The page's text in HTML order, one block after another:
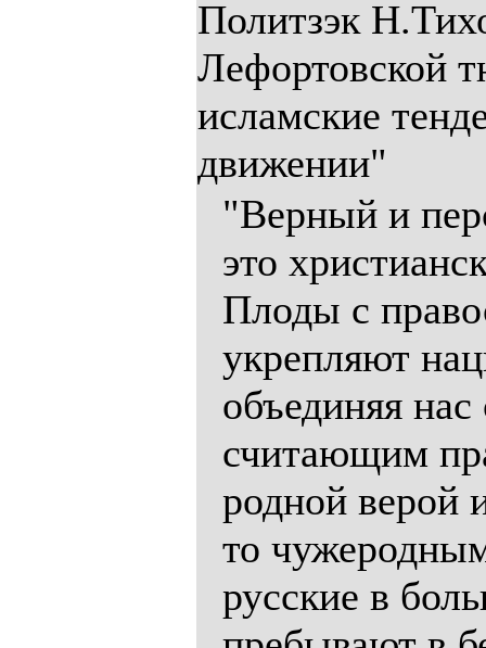
Политзэк
Лефортовской
исламские
движении"
"Верный и
это
Плоды с
укрепляют
объединяя
считающим
родной верой
то
русские в